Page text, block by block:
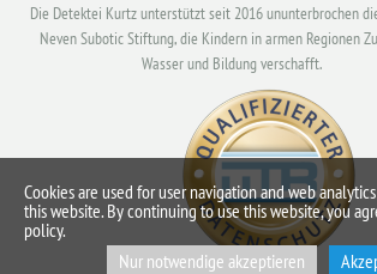
Die Detektei Kurtz unterstützt seit 2016 ununterbrochen
Neven Subotic Stiftung, die Kindern in armen Regionen
Wasser und Bildung verschafft.
Cookies are used for user navigation and web
this website. By continuing to use this website, you
policy.
Nur notwendige akzeptieren